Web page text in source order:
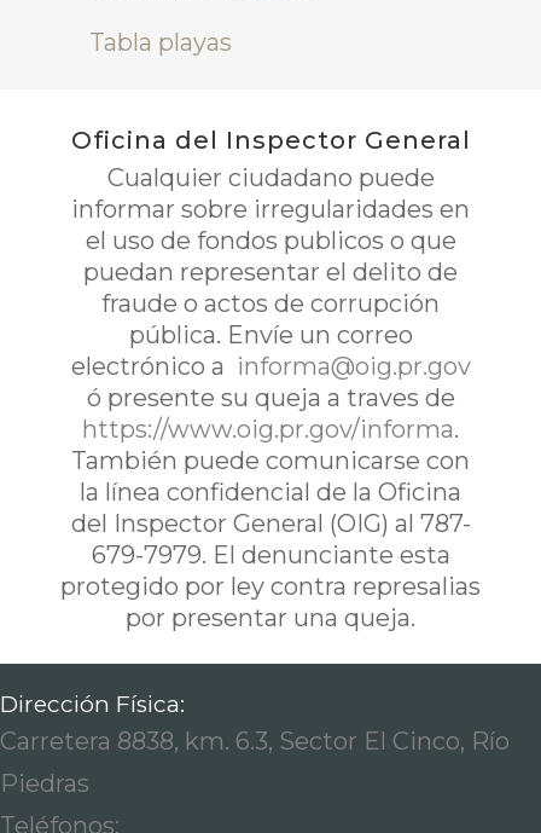
Tabla playas
Oficina del Inspector General
Cualquier ciudadano puede
informar sobre irregularidades en
el uso de fondos publicos o que
puedan representar el delito de
fraude o actos de corrupción
pública. Envíe un correo
electrónico a informa@oig.pr.gov
ó presente su queja a traves de
https://www.oig.pr.gov/informa.
También puede comunicarse con
la línea confidencial de la Oficina
del Inspector General (OIG) al 787-
679-7979. El denunciante esta
protegido por ley contra represalias
por presentar una queja.
Dirección Física:
Carretera 8838, km. 6.3, Sector El Cinco, Río
Piedras
Teléfonos: